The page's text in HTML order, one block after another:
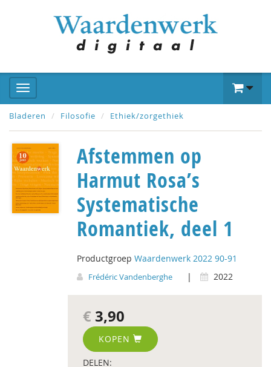
Bladeren Filosofie Ethiek/zorgethiek
Afstemmen op
Harmut Rosa’s
Systematische
Romantiek, deel 1
Productgroep Waardenwerk 2022 90-91
Frédéric Vandenberghe | 2022
€ 3,90
KOPEN
DELEN: